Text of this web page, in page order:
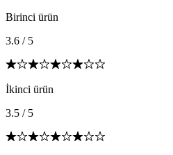
Birinci ürün
3.6 / 5
İkinci ürün
3.5 / 5